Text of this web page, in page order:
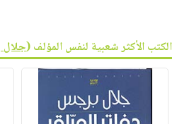
الكتب الأكثر شعبية لنفس المؤلف (